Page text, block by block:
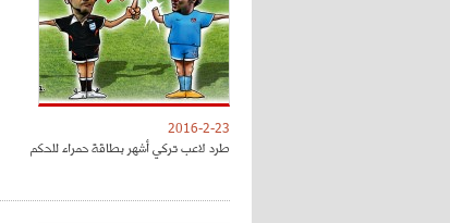
2016-2-23
طرد لاعب تركي أشهر بطاقة حمراء للحكم